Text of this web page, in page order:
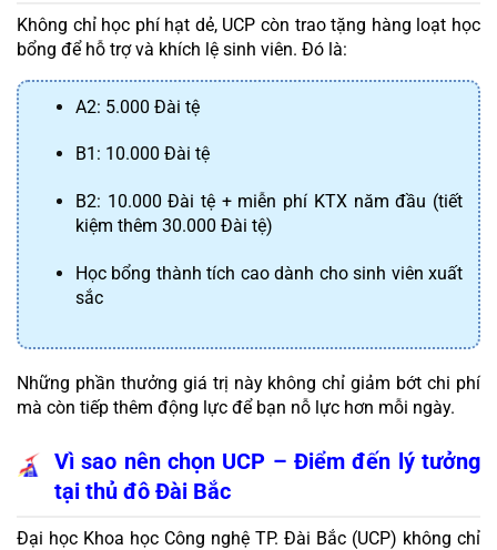
Không chỉ học phí hạt dẻ, UCP còn trao tặng hàng loạt học
bổng để hỗ trợ và khích lệ sinh viên. Đó là:
A2: 5.000 Đài tệ
B1: 10.000 Đài tệ
B2: 10.000 Đài tệ + miễn phí KTX năm đầu (tiết
kiệm thêm 30.000 Đài tệ)
Học bổng thành tích cao dành cho sinh viên xuất
sắc
Những phần thưởng giá trị này không chỉ giảm bớt chi phí
mà còn tiếp thêm động lực để bạn nỗ lực hơn mỗi ngày.
Vì sao nên chọn UCP – Điểm đến lý tưởng
tại thủ đô Đài Bắc
Đại học Khoa học Công nghệ TP. Đài Bắc (UCP) không chỉ